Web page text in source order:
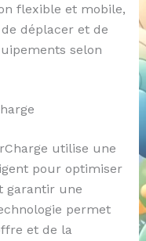
flexible et mobile,
déplacer et de
selon
utilise une
pour optimiser
garantir une
permet
et de la